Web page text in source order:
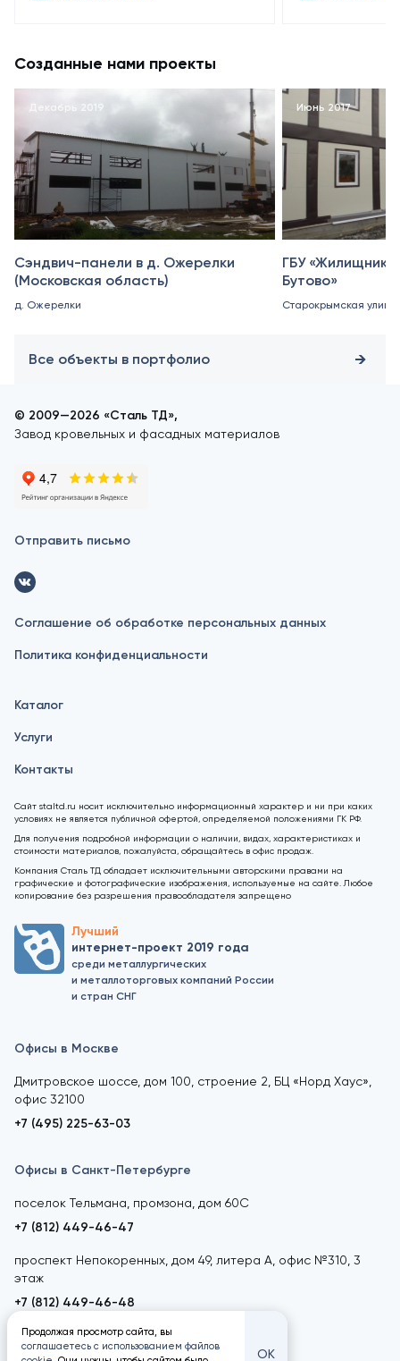
Созданные нами проекты
Декабрь 2019
Сэндвич-панели в д. Ожерелки
(Московская область)
д. Ожерелки
Июнь 2017
ГБУ «Жилищник
Бутово»
Старокрымская улица,
Все объекты в портфолио
© 2009—2026 «Сталь ТД»,
Завод кровельных и фасадных материалов
Отправить письмо
Соглашение об обработке персональных данных
Политика конфиденциальности
Каталог
Услуги
Контакты
Сайт staltd.ru носит исключительно информационный характер и ни при каких
условиях не является публичной офертой, определяемой положениями ГК РФ.
Для получения подробной информации о наличии, видах, характеристиках и
стоимости материалов, пожалуйста, обращайтесь в офис продаж.
Компания Сталь ТД обладает исключительными авторскими правами на
графические и фотографические изображения, используемые на сайте. Любое
копирование без разрешения правообладателя запрещено
Лучший
интернет-проект 2019 года
среди металлургических
и металлоторговых компаний России
и стран СНГ
Офисы в Москве
Дмитровское шоссе, дом 100, строение 2, БЦ «Норд Хаус»,
офис 32100
+7 (495) 225-63-03
Офисы в Санкт-Петербурге
поселок Тельмана, промзона, дом 60С
+7 (812) 449-46-47
проспект Непокоренных, дом 49, литера А, офис №310, 3
этаж
+7 (812) 449-46-48
Продолжая просмотр сайта, вы
соглашаетесь с использованием файлов
ОК